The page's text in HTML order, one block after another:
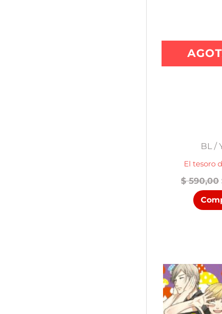
BL /
El tesoro
$590,00